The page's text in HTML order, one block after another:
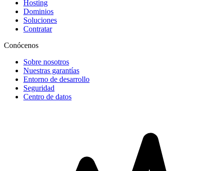
Hosting
Dominios
Soluciones
Contratar
Conócenos
Sobre nosotros
Nuestras garantías
Entorno de desarrollo
Seguridad
Centro de datos